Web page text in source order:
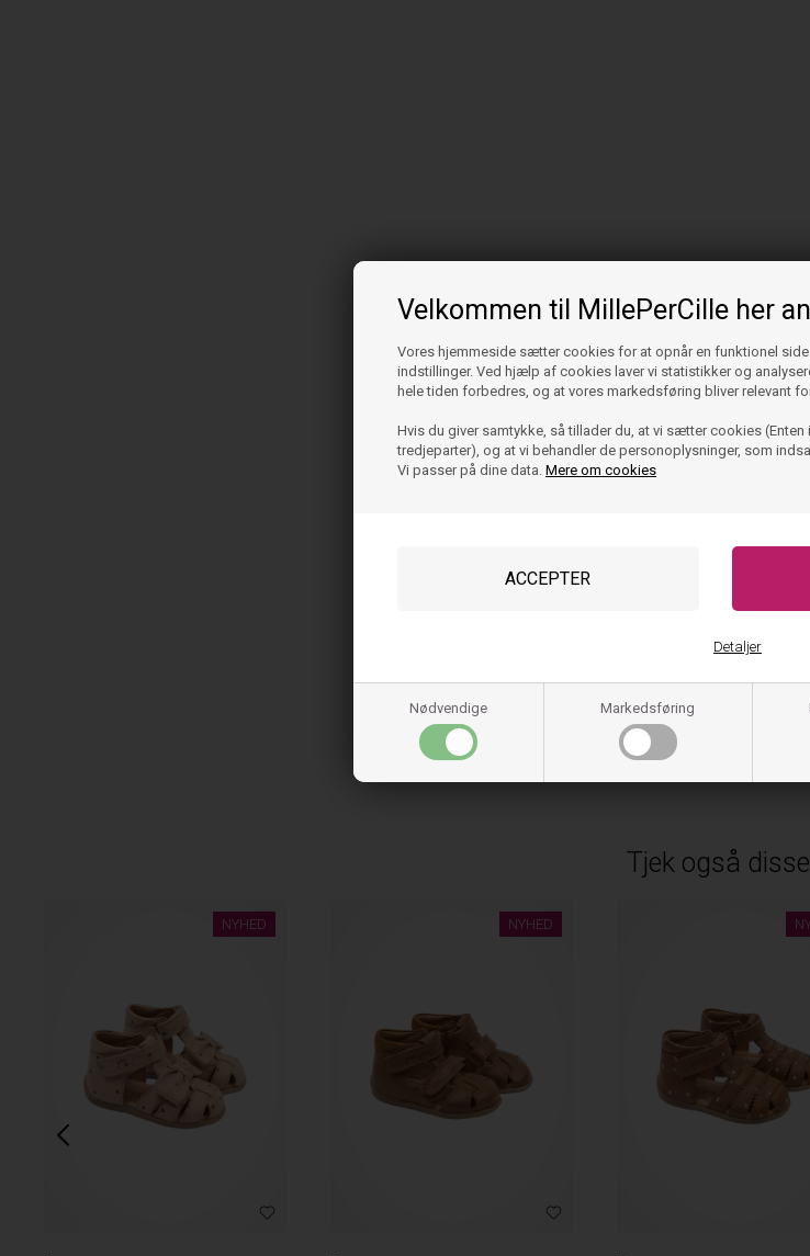
Velkommen til MillePerCille her
Vores hjemmeside sætter cookies for at opnår en funktionel
indstillinger. Ved hjælp af cookies laver vi statistikker og
hele tiden forbedres, og at vores markedsføring bliver relevant
Hvis du giver samtykke, så tillader du, at vi sætter cookies
tredjeparter), og at vi behandler de personoplysninger, som
Vi passer på dine data. Mere om cookies
Nødvendige Markedsføring
Detaljer
Tjek også
NYHED NYHED